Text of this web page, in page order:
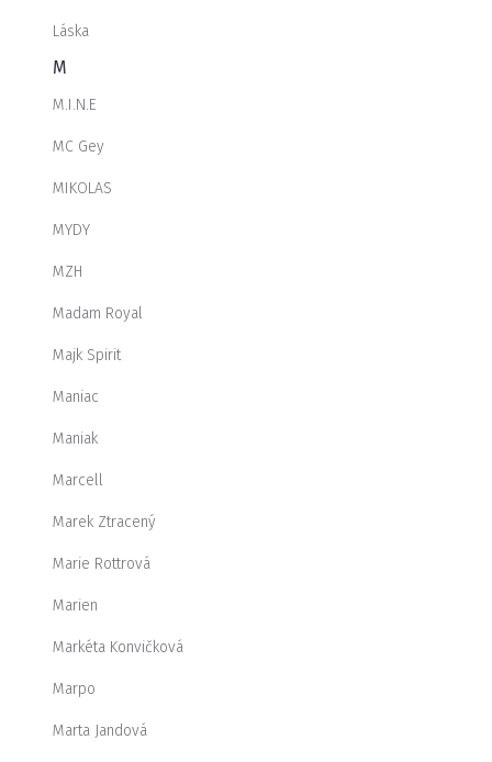
Láska
M
M.I.N.E
MC Gey
MIKOLAS
MYDY
MZH
Madam Royal
Majk Spirit
Maniac
Maniak
Marcell
Marek Ztracený
Marie Rottrová
Marien
Markéta Konvičková
Marpo
Marta Jandová